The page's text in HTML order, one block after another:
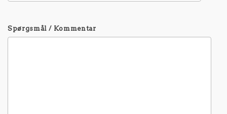
Spørgsmål / Kommentar